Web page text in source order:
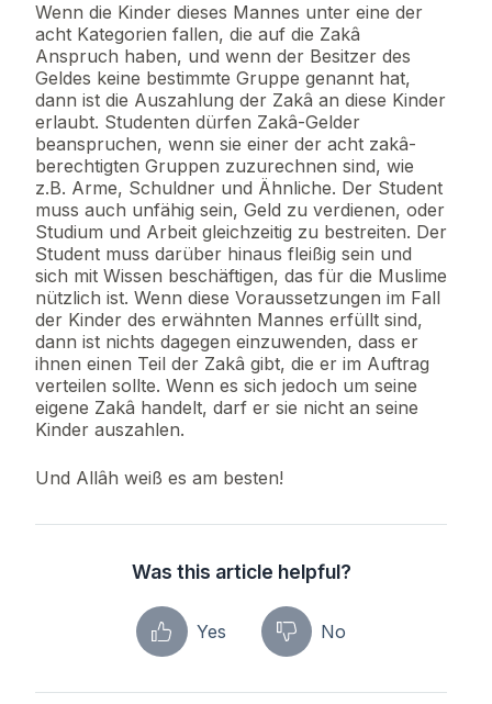
Wenn die Kinder dieses Mannes unter eine der
acht Kategorien fallen, die auf die Zakâ
Anspruch haben, und wenn der Besitzer des
Geldes keine bestimmte Gruppe genannt hat,
dann ist die Auszahlung der Zakâ an diese Kinder
erlaubt. Studenten dürfen Zakâ-Gelder
beanspruchen, wenn sie einer der acht zakâ-
berechtigten Gruppen zuzurechnen sind, wie
z.B. Arme, Schuldner und Ähnliche. Der Student
muss auch unfähig sein, Geld zu verdienen, oder
Studium und Arbeit gleichzeitig zu bestreiten. Der
Student muss darüber hinaus fleißig sein und
sich mit Wissen beschäftigen, das für die Muslime
nützlich ist. Wenn diese Voraussetzungen im Fall
der Kinder des erwähnten Mannes erfüllt sind,
dann ist nichts dagegen einzuwenden, dass er
ihnen einen Teil der Zakâ gibt, die er im Auftrag
verteilen sollte. Wenn es sich jedoch um seine
eigene Zakâ handelt, darf er sie nicht an seine
Kinder auszahlen.
Und Allâh weiß es am besten!
Was this article helpful?
Yes No